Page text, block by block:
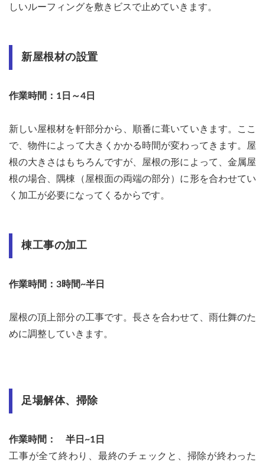
しいルーフィングを敷きビスで止めていきます。
新屋根材の設置
作業時間：1日～4日
新しい屋根材を軒部分から、順番に葺いていきます。ここ
で、物件によって大きくかかる時間が変わってきます。屋
根の大きさはもちろんですが、屋根の形によって、金属屋
根の場合、隅棟（屋根面の両端の部分）に形を合わせてい
く加工が必要になってくるからです。
棟工事の加工
作業時間：3時間~半日
屋根の頂上部分の工事です。長さを合わせて、雨仕舞のた
めに調整していきます。
足場解体、掃除
作業時間： 半日~1日
工事が全て終わり、最終のチェックと、掃除が終わった